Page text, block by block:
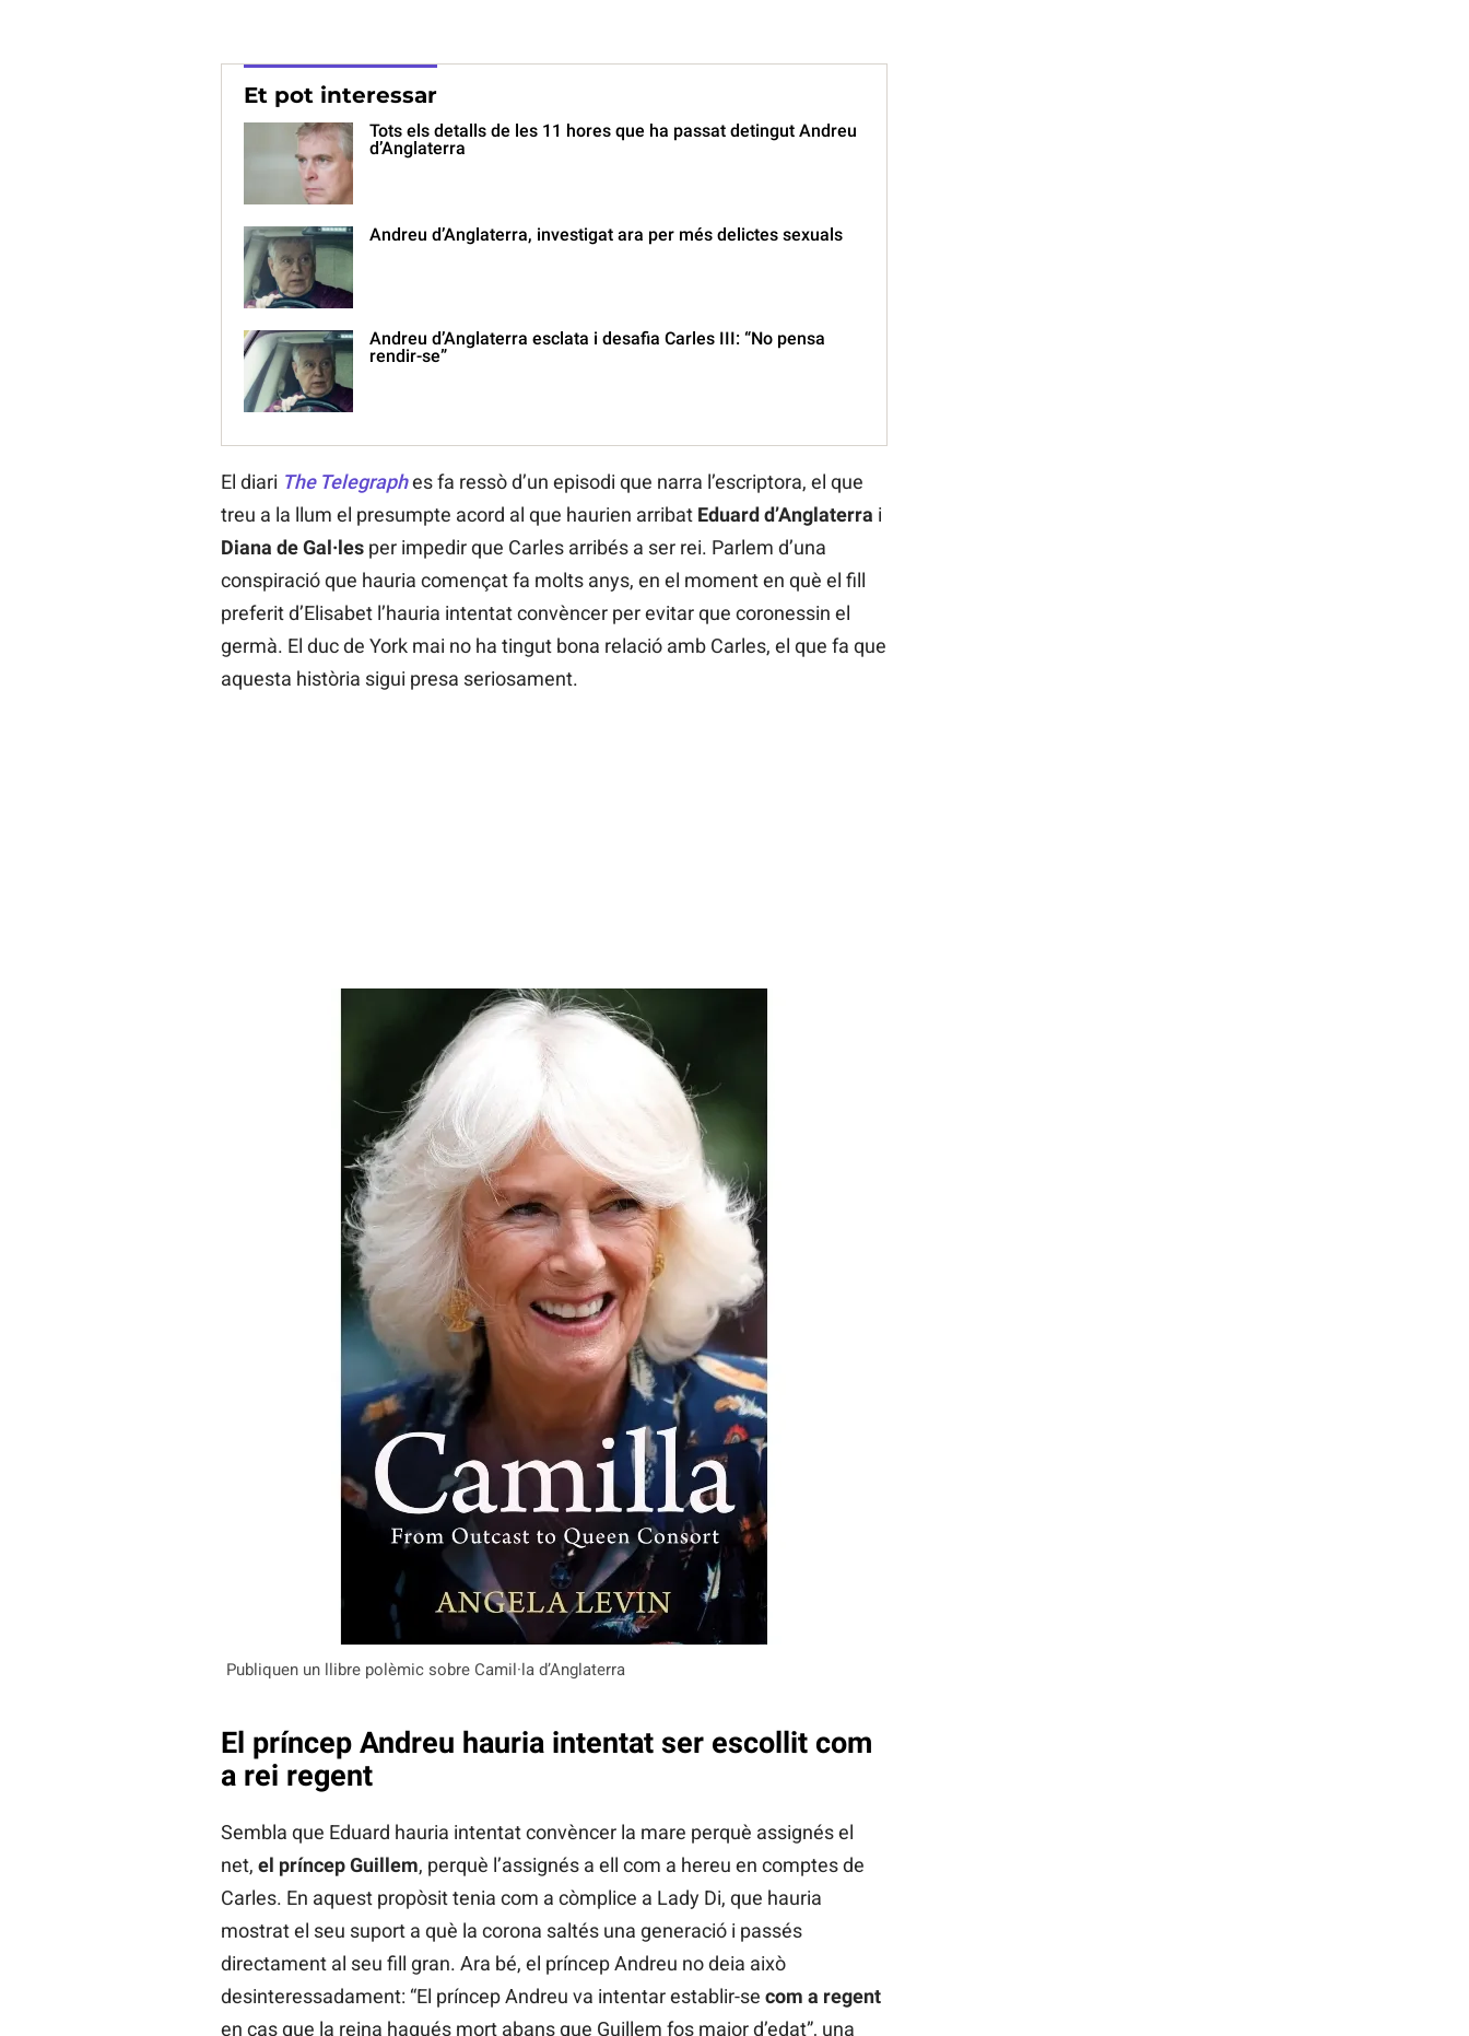
Et pot interessar
Tots els detalls de les 11 hores que ha passat detingut Andreu
d’Anglaterra
Andreu d’Anglaterra, investigat ara per més delictes sexuals
Andreu d’Anglaterra esclata i desafia Carles III: “No pensa
rendir-se”
El diari The Telegraphes fa ressò d’un episodi que narra l’escriptora, el que
treu a la llum el presumpte acord al que haurien arribat Eduard d’Anglaterra i
Diana de Gal·lesper impedir que Carles arribés a ser rei. Parlem d’una
conspiració que hauria començat fa molts anys, en el moment en què el fill
preferit d’Elisabet l’hauria intentat convèncer per evitar que coronessin el
germà. El duc de York mai no ha tingut bona relació amb Carles, el que fa que
aquesta història sigui presa seriosament.
Publiquen un llibre polèmic sobre Camil·la d’Anglaterra
El príncep Andreu hauria intentat ser escollit com
a rei regent
Sembla que Eduard hauria intentat convèncer la mare perquè assignés el
net, el príncep Guillem, perquè l’assignés a ell com a hereu en comptes de
Carles. En aquest propòsit tenia com a còmplice a Lady Di, que hauria
mostrat el seu suport a què la corona saltés una generació i passés
directament al seu fill gran. Ara bé, el príncep Andreu no deia això
desinteressadament: “El príncep Andreu va intentar establir-se com a regent
en cas que la reina hagués mort abans que Guillem fos major d’edat”, una